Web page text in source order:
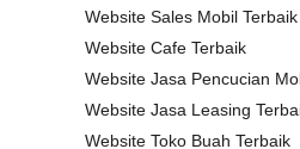
Website Sales Mobil Terbaik
Website Cafe Terbaik
Website Jasa Pencucian
Website Jasa Leasing
Website Toko Buah Terbaik